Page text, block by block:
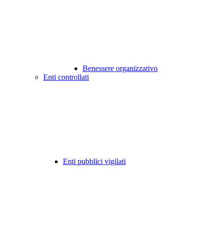
Benessere organizzativo
Enti controllati
Enti pubblici vigilati